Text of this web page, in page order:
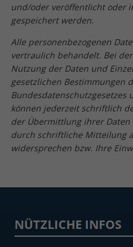
und/oder veröffentlicht oder
gespeichert werden.
Alle personenbezogenen
vertraulich behandelt. Bei
Nutzung der Daten und
gesetzlichen Bestimmungen
Bundesdatenschutzgesetzes
können jederzeit schriftlich
der Übermittlung ihrer Daten
durch schriftliche Mitteilung
widersprechen bzw. Ihre
NÜTZLICHE INFOS